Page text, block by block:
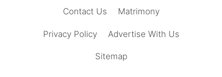
Matrimony
Contact Us
Advertise With Us
Privacy Policy
Sitemap